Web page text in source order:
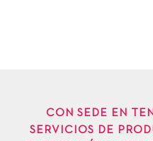
CON SEDE EN
SERVICIOS DE